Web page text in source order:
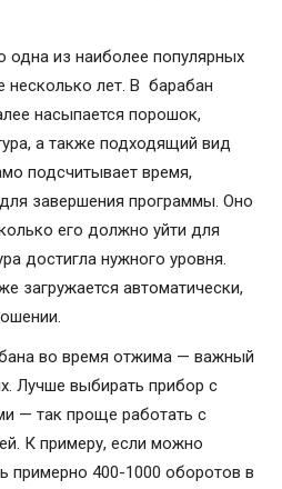
одна из наиболее популярных
несколько лет. В барабан
насыпается порошок,
а также подходящий вид
подсчитывает время,
завершения программы. Оно
его должно уйти для
достигла нужного уровня.
загружается автоматически,
во время отжима — важный
Лучше выбирать прибор с
— так проще работать с
К примеру, если можно
примерно 400-1000 оборотов в